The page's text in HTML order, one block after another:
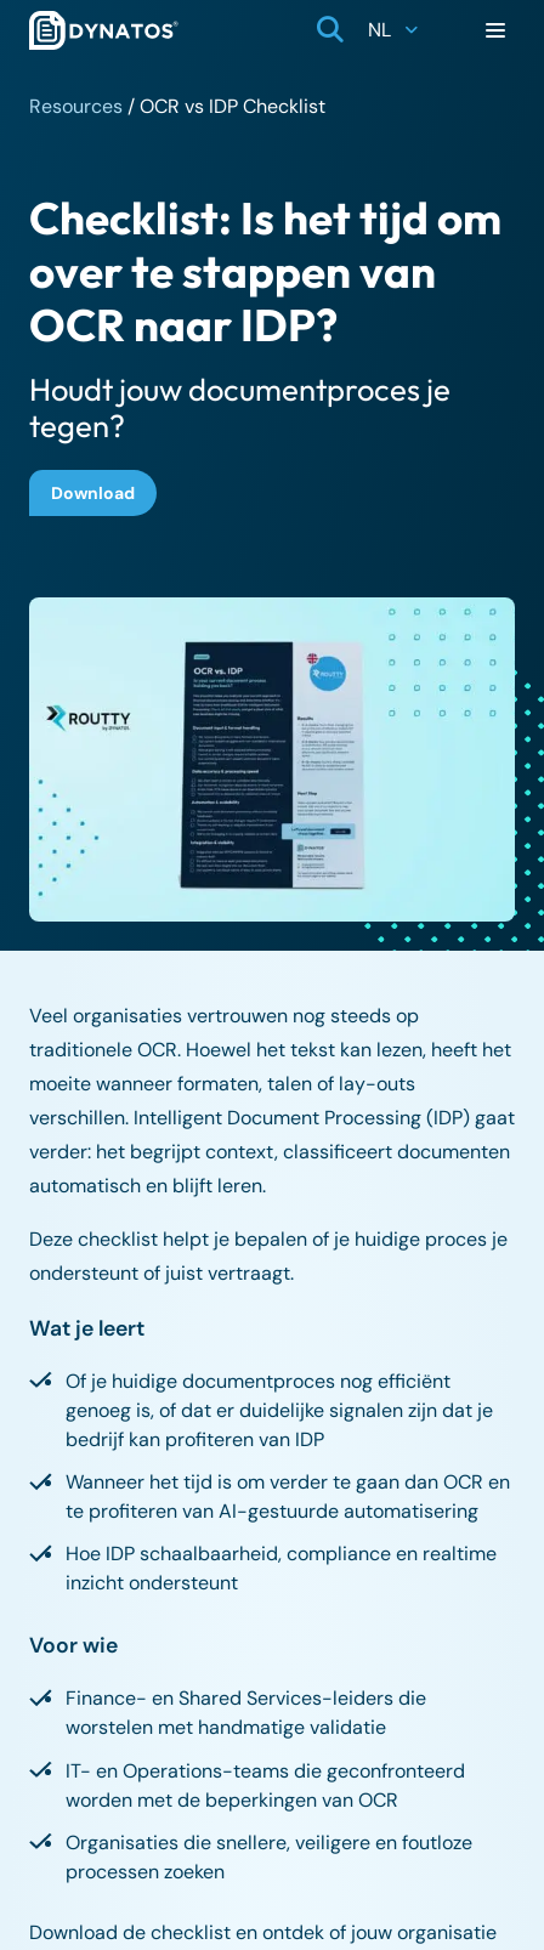
NL
Resources /OCR vs IDP Checklist
Checklist: Is het tijd om
over te stappen van
OCR naar IDP?
Houdt jouw documentproces je
tegen?
Download
Veel organisaties vertrouwen nog steeds op
traditionele OCR. Hoewel het tekst kan lezen, heeft het
moeite wanneer formaten, talen of lay-outs
verschillen. Intelligent Document Processing (IDP) gaat
verder: het begrijpt context, classificeert documenten
automatisch en blijft leren.
Deze checklist helpt je bepalen of je huidige proces je
ondersteunt of juist vertraagt.
Wat je leert
Of je huidige documentproces nog efficiënt
genoeg is, of dat er duidelijke signalen zijn dat je
bedrijf kan profiteren van IDP
Wanneer het tijd is om verder te gaan dan OCR en
te profiteren van AI-gestuurde automatisering
Hoe IDP schaalbaarheid, compliance en realtime
inzicht ondersteunt
Voor wie
Finance- en Shared Services-leiders die
worstelen met handmatige validatie
IT- en Operations-teams die geconfronteerd
worden met de beperkingen van OCR
Organisaties die snellere, veiligere en foutloze
processen zoeken
Download de checklist en ontdek of jouw organisatie